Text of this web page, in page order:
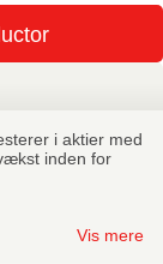
i aktier med
inden for
Vis mere